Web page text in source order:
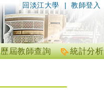
| 教師登入
回淡江大學
統計分析
歷屆教師查詢